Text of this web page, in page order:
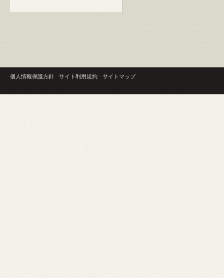
個人情報保護方針 サイト利用規約 サイトマップ